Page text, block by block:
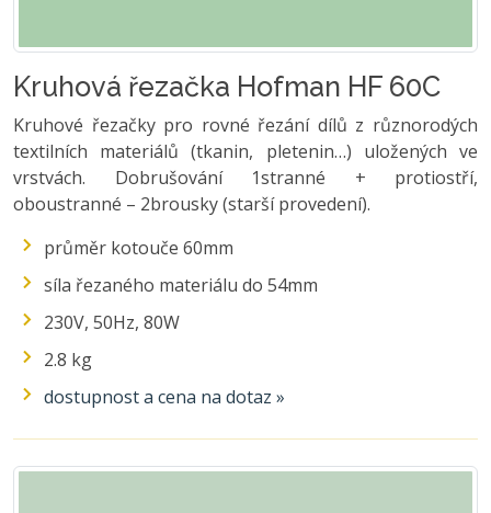
Kruhová řezačka Hofman HF 60C
Kruhové řezačky pro rovné řezání dílů z různorodých
textilních materiálů (tkanin, pletenin…) uložených ve
vrstvách. Dobrušování 1stranné + protiostří,
oboustranné – 2brousky (starší provedení).
průměr kotouče 60mm
síla řezaného materiálu do 54mm
230V, 50Hz, 80W
2.8 kg
dostupnost a cena na dotaz »